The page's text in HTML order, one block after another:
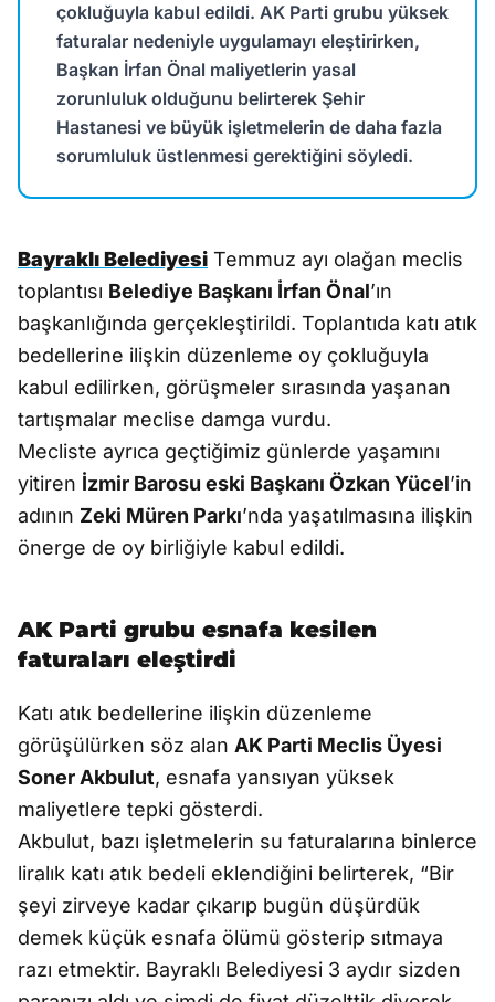
çokluğuyla kabul edildi. AK Parti grubu yüksek
faturalar nedeniyle uygulamayı eleştirirken,
Başkan İrfan Önal maliyetlerin yasal
zorunluluk olduğunu belirterek Şehir
Hastanesi ve büyük işletmelerin de daha fazla
sorumluluk üstlenmesi gerektiğini söyledi.
Bayraklı Belediyesi Temmuz ayı olağan meclis
toplantısı Belediye Başkanı İrfan Önal’ın
başkanlığında gerçekleştirildi. Toplantıda katı atık
bedellerine ilişkin düzenleme oy çokluğuyla
kabul edilirken, görüşmeler sırasında yaşanan
tartışmalar meclise damga vurdu.
Mecliste ayrıca geçtiğimiz günlerde yaşamını
yitiren İzmir Barosu eski Başkanı Özkan Yücel’in
adının Zeki Müren Parkı’nda yaşatılmasına ilişkin
önerge de oy birliğiyle kabul edildi.
AK Parti grubu esnafa kesilen
faturaları eleştirdi
Katı atık bedellerine ilişkin düzenleme
görüşülürken söz alan AK Parti Meclis Üyesi
Soner Akbulut, esnafa yansıyan yüksek
maliyetlere tepki gösterdi.
Akbulut, bazı işletmelerin su faturalarına binlerce
liralık katı atık bedeli eklendiğini belirterek, “Bir
şeyi zirveye kadar çıkarıp bugün düşürdük
demek küçük esnafa ölümü gösterip sıtmaya
razı etmektir. Bayraklı Belediyesi 3 aydır sizden